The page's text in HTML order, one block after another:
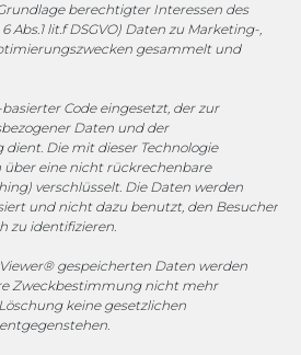
berechtigter Interessen des
Abs.1 lit.f DSGVO) Daten zu Marketing-,
gesammelt und
Code eingesetzt, der zur
Daten und der
Die mit dieser Technologie
eine nicht rückrechenbare
verschlüsselt. Die Daten werden
und nicht dazu benutzt, den Besucher
zu identifizieren.
gespeicherten Daten werden
Zweckbestimmung nicht mehr
keine gesetzlichen
RICHTLINIE (EU)
IT GmbH & Co. KG |
keinerlei Gewähr für die
und Vollständigkeit der